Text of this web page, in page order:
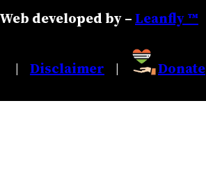
Web developed by –Leanfly ™
| Disclaimer | Donate